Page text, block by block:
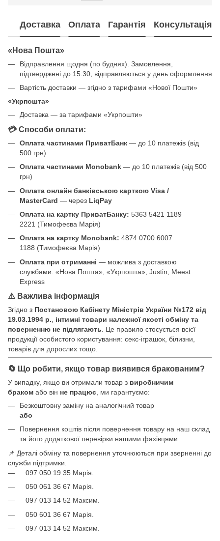
Доставка Оплата Гарантія Консультація
«Нова Пошта»
Відправлення щодня (по буднях). Замовлення,
підтверджені до 15:30, відправляються у день оформлення
Вартість доставки — згідно з тарифами «Нової Пошти»
«Укрпошта»
Доставка — за тарифами «Укрпошти»
💳 Способи оплати:
Оплата частинами ПриватБанк — до 10 платежів (від
500 грн)
Оплата частинами Monobank — до 10 платежів (від 500
грн)
Оплата онлайн банківською карткою Visa /
MasterCard — через LiqPay
Оплата на картку ПриватБанку: 5363 5421 1189
2221 (Тимофеєва Марія)
Оплата на картку Monobank: 4874 0700 6007
1188 (Тимофеєва Марія)
Оплата при отриманні — можлива з доставкою
службами: «Нова Пошта», «Укрпошта», Justin, Meest
Express
⚠️ Важлива інформація
Згідно з Постановою Кабінету Міністрів України №172 від
19.03.1994 р.
інтимні товари належної якості обміну та
поверненню не підлягають . Це правило стосується всієї
продукції особистого користування: секс-іграшок, білизни,
товарів для дорослих тощо.
🔄 Що робити, якщо товар виявився бракованим?
У випадку, якщо ви отримали товар з виробничим
браком або він не працює , ми гарантуємо:
Безкоштовну заміну на аналогічний товар
або
Повернення коштів після повернення товару на наш склад
та його додаткової перевірки нашими фахівцями
📌 Деталі обміну та повернення уточнюються при зверненні до
служби підтримки.
097 050 19 35 Марія.
050 061 36 67 Марія.
097 013 14 52 Максим.
050 601 36 67 Марія.
097 013 14 52 Максим.